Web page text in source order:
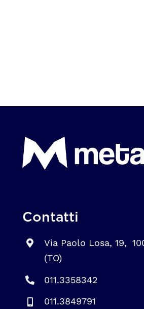
Contatti
Via Paolo Losa, 19,
(TO)
011.3358342
011.3849791